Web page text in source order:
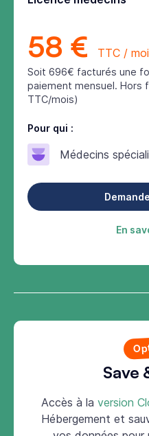
58 € TTC /
Soit 696€ facturés une
paiement mensuel. Hors
TTC/mois)
Pour qui :
Médecins
En
Save
Accès à la version
Hébergement et